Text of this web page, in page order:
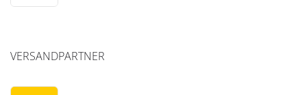
VERSANDPARTNER